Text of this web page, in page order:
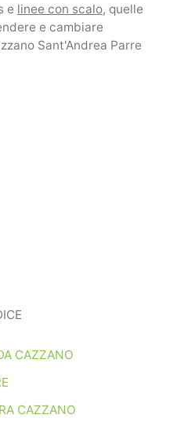
e linee con scalo, quelle
e cambiare
Sant'Andrea Parre
CAZZANO
CAZZANO